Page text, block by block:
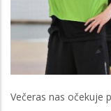
Večeras nas očekuje